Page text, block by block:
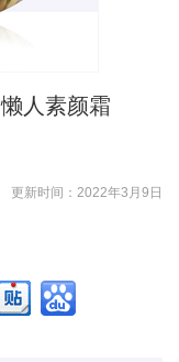
人素颜霜
更新时间：2022年3月9日